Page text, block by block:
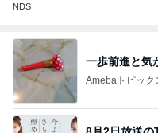
NDS
一歩前進と気
Amebaトピック